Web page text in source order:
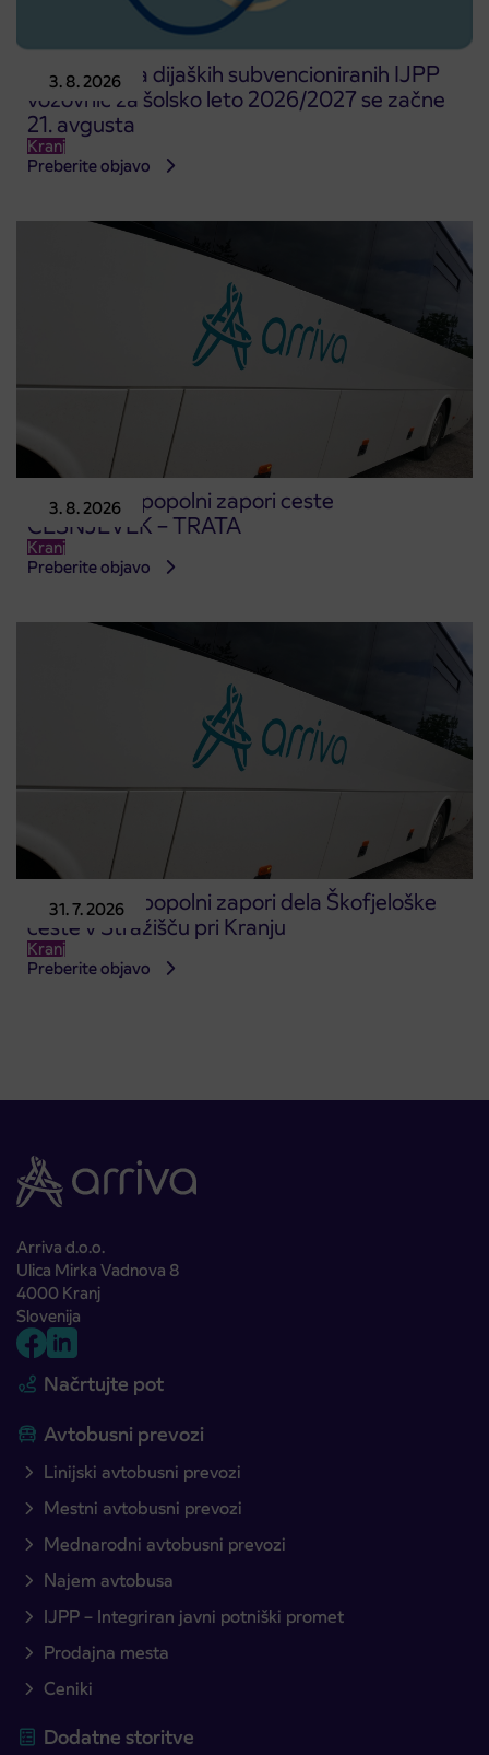
3. 8. 2026
Predprodaja dijaških subvencioniranih IJPP
vozovnic za šolsko leto 2026/2027 se začne
21. avgusta
Kranj
Preberite objavo
3. 8. 2026
Obvestilo o popolni zapori ceste
ČEŠNJEVEK – TRATA
Kranj
Preberite objavo
31. 7. 2026
Obvestilo o popolni zapori dela Škofjeloške
ceste v Stražišču pri Kranju
Kranj
Preberite objavo
Arriva d.o.o.
Ulica Mirka Vadnova 8
4000 Kranj
Slovenija
Načrtujte pot
Avtobusni prevozi
Linijski avtobusni prevozi
Mestni avtobusni prevozi
Mednarodni avtobusni prevozi
Najem avtobusa
IJPP – Integriran javni potniški promet
Prodajna mesta
Ceniki
Dodatne storitve